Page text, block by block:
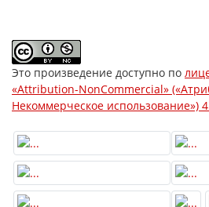
Это произведение доступно по
«Attribution-NonCommercial»
Некоммерческое использование»)